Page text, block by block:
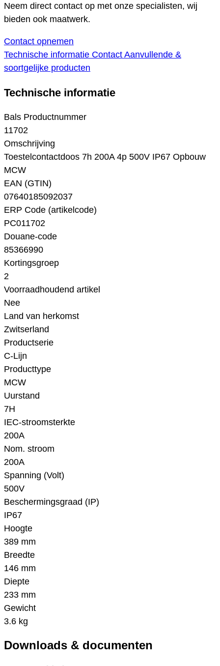
Neem direct contact op met onze specialisten, wij
bieden ook maatwerk.
Contact opnemen
Technische informatie Contact Aanvullende &
soortgelijke producten
Technische informatie
Bals Productnummer
11702
Omschrijving
Toestelcontactdoos 7h 200A 4p 500V IP67 Opbouw
MCW
EAN (GTIN)
07640185092037
ERP Code (artikelcode)
PC011702
Douane-code
85366990
Kortingsgroep
2
Voorraadhoudend artikel
Nee
Land van herkomst
Zwitserland
Productserie
C-Lijn
Producttype
MCW
Uurstand
7H
IEC-stroomsterkte
200A
Nom. stroom
200A
Spanning (Volt)
500V
Beschermingsgraad (IP)
IP67
Hoogte
389 mm
Breedte
146 mm
Diepte
233 mm
Gewicht
3.6 kg
Downloads & documenten